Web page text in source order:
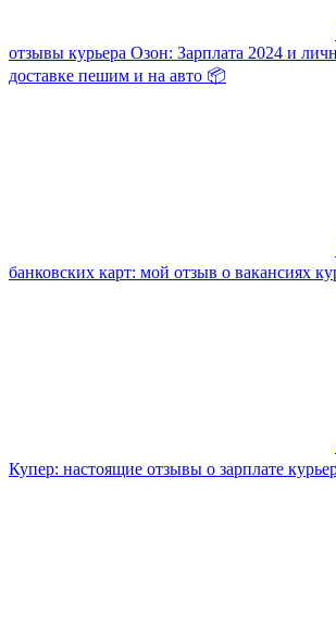
отзывы курьера Озон: Зарплата 2024 и
доставке пешим и на авто 📦
банковских карт: мой отзыв о вакансиях
Купер: настоящие отзывы о зарплате